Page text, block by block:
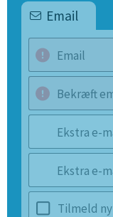
Email
Email
Bekræft
Ekstra e-
Ekstra e-
Tilmeld